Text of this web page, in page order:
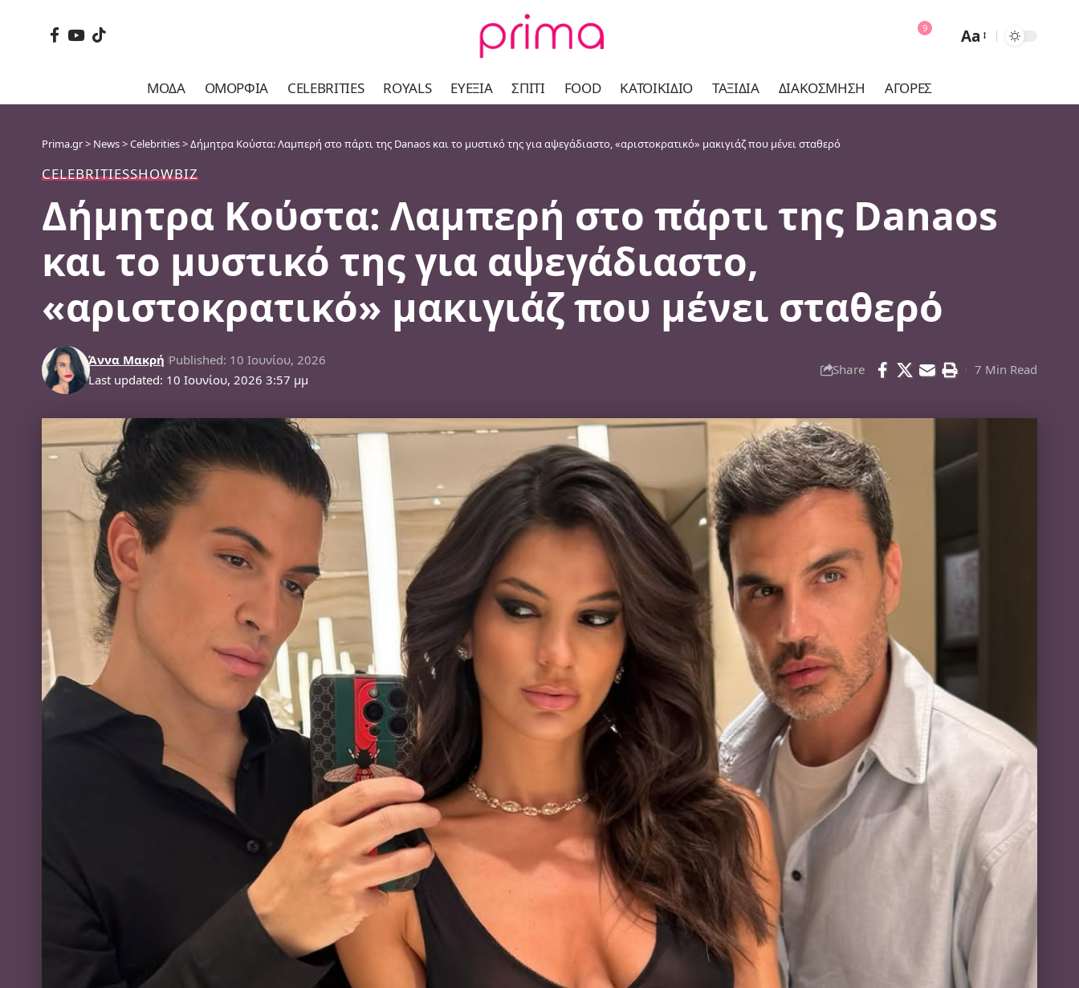
9
Font
Aa
ΜΌΔΑ ΟΜΟΡΦΙΆ CELEBRITIES ROYALS ΕΥΕΞΊΑ ΣΠΊΤΙ FOOD ΚΑΤΟΙΚΊΔΙΟ ΤΑΞΊΔΙΑ ΔΙΑΚΌΣΜΗΣΗ ΑΓΟΡΈΣ
Prima.gr> News>Celebrities>Δήμητρα Κούστα: Λαμπερή στο πάρτι της Danaos και το μυστικό της για αψεγάδιαστο, «αριστοκρατικό» μακιγιάζ που μένει σταθερό
CELEBRITIESSHOWBIZ
Δήμητρα Κούστα: Λαμπερή στο πάρτι της Danaos
και το μυστικό της για αψεγάδιαστο,
«αριστοκρατικό» μακιγιάζ που μένει σταθερό
Last updated: 10 Ιουνίου, 2026 3:57 μμ
Άννα Μακρή Published: 10 Ιουνίου, 2026
Share 7 Min Read